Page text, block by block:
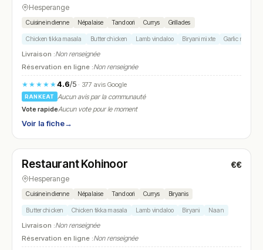
Hesperange
Cuisine indienne Népalaise Tandoori Currys Grillades
Chicken tikka masala Butter chicken Lamb vindaloo Biryani mixte Garlic naan
Livraison :Non renseignée
Réservation en ligne :Non renseignée
★★★★★4.6/5· 377 avis Google
RANKEAT
Aucun avis par la communauté
Vote rapideAucun vote pour le moment
Voir la fiche→
N° 7
Restaurant Kohinoor €€
Hesperange
Cuisine indienne Népalaise Tandoori Currys Biryanis
Butter chicken Chicken tikka masala Lamb vindaloo Biryani Naan
Livraison :Non renseignée
Réservation en ligne :Non renseignée